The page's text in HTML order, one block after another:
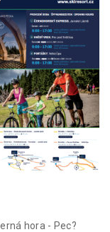
hora - Pec?